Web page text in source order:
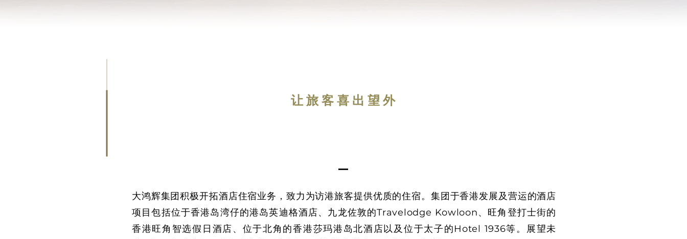
让旅客喜出望外
大鸿辉集团积极开拓酒店住宿业务，致力为访港旅客提供优质的住宿。集团于香港发展及营运的酒店
项目包括位于香港岛湾仔的港岛英迪格酒店、九龙佐敦的Travelodge Kowloon、旺角登打士街的
香港旺角智选假日酒店、位于北角的香港莎玛港岛北酒店以及位于太子的Hotel 1936等。展望未